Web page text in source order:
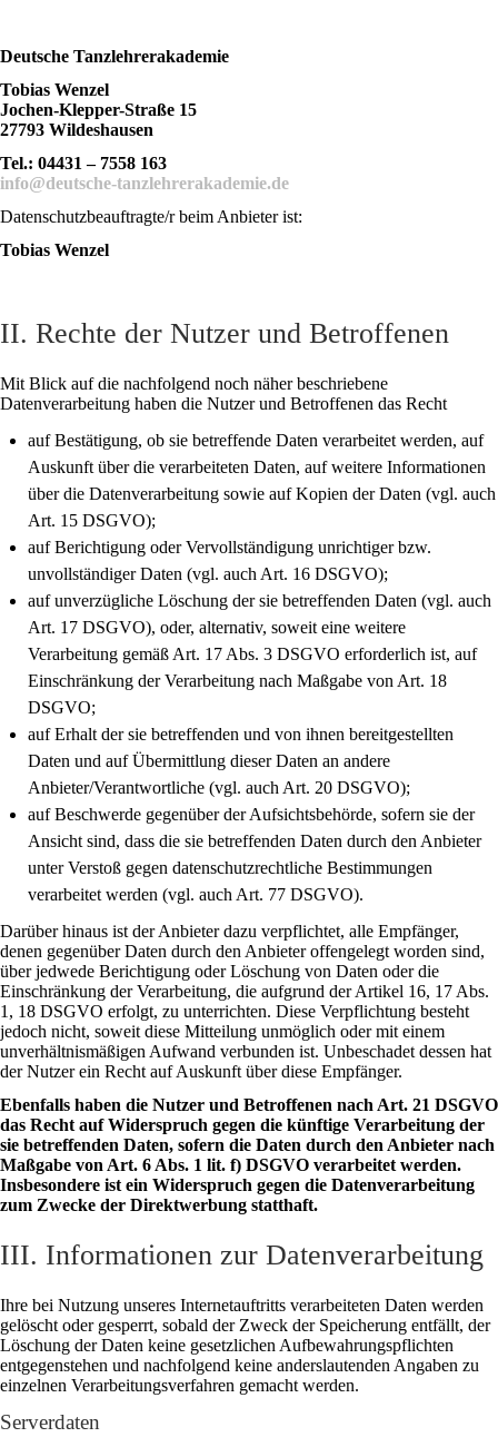
Deutsche Tanzlehrerakademie
Tobias Wenzel
Jochen-Klepper-Straße 15
27793 Wildeshausen
Tel.: 04431 – 7558 163
info@deutsche-tanzlehrerakademie.de
Datenschutzbeauftragte/r beim Anbieter ist:
Tobias Wenzel
II. Rechte der Nutzer und Betroffenen
Mit Blick auf die nachfolgend noch näher beschriebene
Datenverarbeitung haben die Nutzer und Betroffenen das Recht
auf Bestätigung, ob sie betreffende Daten verarbeitet werden, auf
Auskunft über die verarbeiteten Daten, auf weitere Informationen
über die Datenverarbeitung sowie auf Kopien der Daten (vgl. auch
Art. 15 DSGVO);
auf Berichtigung oder Vervollständigung unrichtiger bzw.
unvollständiger Daten (vgl. auch Art. 16 DSGVO);
auf unverzügliche Löschung der sie betreffenden Daten (vgl. auch
Art. 17 DSGVO), oder, alternativ, soweit eine weitere
Verarbeitung gemäß Art. 17 Abs. 3 DSGVO erforderlich ist, auf
Einschränkung der Verarbeitung nach Maßgabe von Art. 18
DSGVO;
auf Erhalt der sie betreffenden und von ihnen bereitgestellten
Daten und auf Übermittlung dieser Daten an andere
Anbieter/Verantwortliche (vgl. auch Art. 20 DSGVO);
auf Beschwerde gegenüber der Aufsichtsbehörde, sofern sie der
Ansicht sind, dass die sie betreffenden Daten durch den Anbieter
unter Verstoß gegen datenschutzrechtliche Bestimmungen
verarbeitet werden (vgl. auch Art. 77 DSGVO).
Darüber hinaus ist der Anbieter dazu verpflichtet, alle Empfänger,
denen gegenüber Daten durch den Anbieter offengelegt worden sind,
über jedwede Berichtigung oder Löschung von Daten oder die
Einschränkung der Verarbeitung, die aufgrund der Artikel 16, 17 Abs.
1, 18 DSGVO erfolgt, zu unterrichten. Diese Verpflichtung besteht
jedoch nicht, soweit diese Mitteilung unmöglich oder mit einem
unverhältnismäßigen Aufwand verbunden ist. Unbeschadet dessen hat
der Nutzer ein Recht auf Auskunft über diese Empfänger.
Ebenfalls haben die Nutzer und Betroffenen nach Art. 21 DSGVO
das Recht auf Widerspruch gegen die künftige Verarbeitung der
sie betreffenden Daten, sofern die Daten durch den Anbieter nach
Maßgabe von Art. 6 Abs. 1 lit. f) DSGVO verarbeitet werden.
Insbesondere ist ein Widerspruch gegen die Datenverarbeitung
zum Zwecke der Direktwerbung statthaft.
III. Informationen zur Datenverarbeitung
Ihre bei Nutzung unseres Internetauftritts verarbeiteten Daten werden
gelöscht oder gesperrt, sobald der Zweck der Speicherung entfällt, der
Löschung der Daten keine gesetzlichen Aufbewahrungspflichten
entgegenstehen und nachfolgend keine anderslautenden Angaben zu
einzelnen Verarbeitungsverfahren gemacht werden.
Serverdaten